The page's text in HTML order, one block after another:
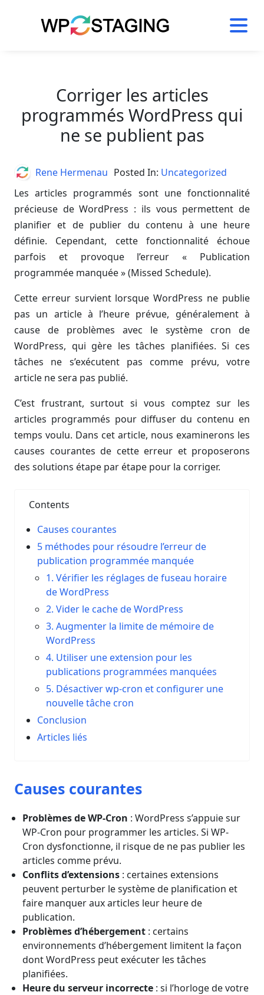
Corriger les articles
programmés WordPress qui
ne se publient pas
Les articles programmés sont une fonctionnalité
précieuse de WordPress : ils vous permettent de
planifier et de publier du contenu à une heure
définie. Cependant, cette fonctionnalité échoue
parfois et provoque l’erreur « Publication
programmée manquée » (Missed Schedule).
Cette erreur survient lorsque WordPress ne publie
pas un article à l’heure prévue, généralement à
cause de problèmes avec le système cron de
WordPress, qui gère les tâches planifiées. Si ces
tâches ne s’exécutent pas comme prévu, votre
article ne sera pas publié.
C’est frustrant, surtout si vous comptez sur les
articles programmés pour diffuser du contenu en
temps voulu. Dans cet article, nous examinerons les
causes courantes de cette erreur et proposerons
des solutions étape par étape pour la corriger.
Contents
Causes courantes
5 méthodes pour résoudre l’erreur de
publication programmée manquée
1. Vérifier les réglages de fuseau horaire
de WordPress
2. Vider le cache de WordPress
3. Augmenter la limite de mémoire de
WordPress
4. Utiliser une extension pour les
publications programmées manquées
5. Désactiver wp-cron et configurer une
nouvelle tâche cron
Conclusion
Articles liés
Causes courantes
Problèmes de WP-Cron : WordPress s’appuie sur
WP-Cron pour programmer les articles. Si WP-
Cron dysfonctionne, il risque de ne pas publier les
articles comme prévu.
Conflits d’extensions : certaines extensions
peuvent perturber le système de planification et
faire manquer aux articles leur heure de
publication.
Problèmes d’hébergement : certains
environnements d’hébergement limitent la façon
dont WordPress peut exécuter les tâches
planifiées.
Heure du serveur incorrecte : si l’horloge de votre
AuthorRene Hermenau Posted In: Uncategorized